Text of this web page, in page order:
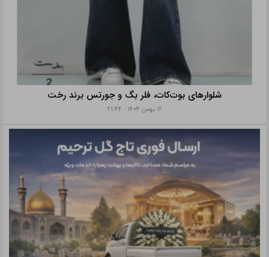
شلوارهای بوت‌کات، فلر بگ و جورتس برند رخت
۱۲ بهمن ۱۴۰۴ - ۲۱:۴۴